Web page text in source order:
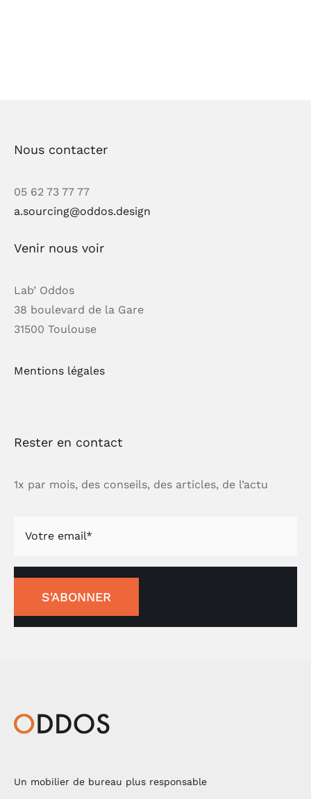
Nous contacter
05 62 73 77 77
a.sourcing@oddos.design
Venir nous voir
Lab’ Oddos
38 boulevard de la Gare
31500 Toulouse
Mentions légales
Rester en contact
1x par mois, des conseils, des articles, de l’actu
S'ABONNER
Un mobilier de bureau plus responsable